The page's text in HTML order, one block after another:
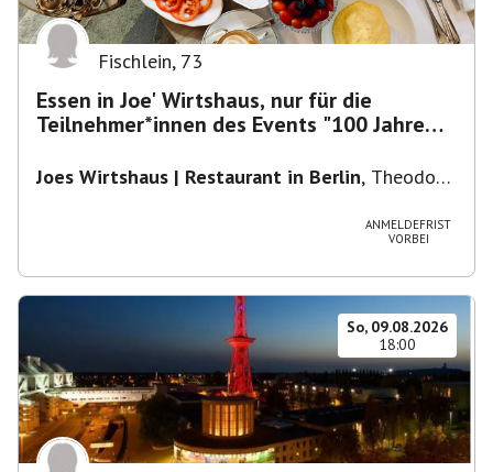
Fischlein, 73
Essen in Joe' Wirtshaus, nur für die
Teilnehmer*innen des Events "100 Jahre
Joes Wirtshaus | Restaurant in Berlin, Theodor-
ANMELDEFRIST
VORBEI
So, 09.08.2026
18:00